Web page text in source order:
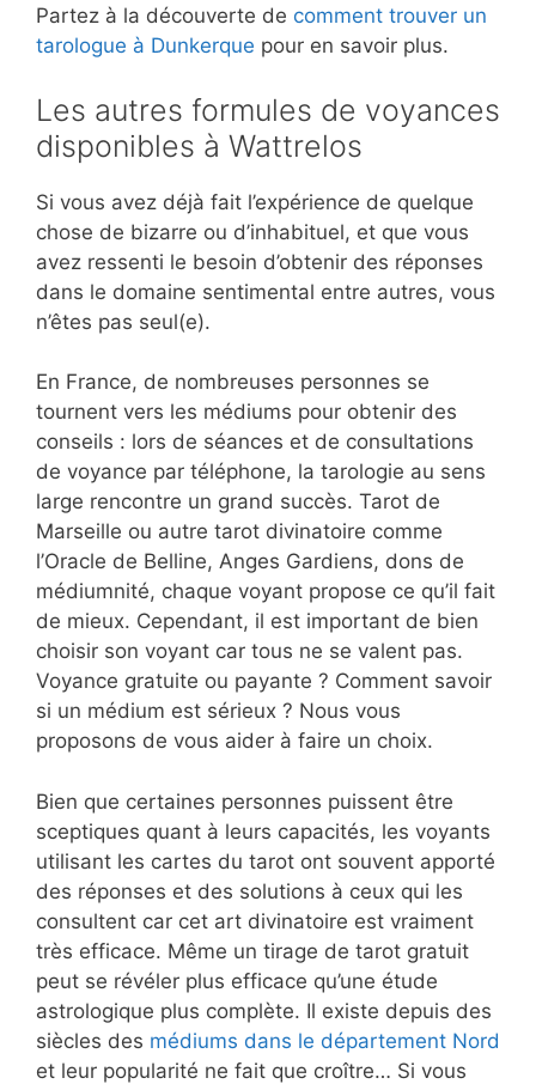
Partez à la découverte de comment trouver un
tarologue à Dunkerque pour en savoir plus.
Les autres formules de voyances
disponibles à Wattrelos
Si vous avez déjà fait l’expérience de quelque
chose de bizarre ou d’inhabituel, et que vous
avez ressenti le besoin d’obtenir des réponses
dans le domaine sentimental entre autres, vous
n’êtes pas seul(e).
En France, de nombreuses personnes se
tournent vers les médiums pour obtenir des
conseils : lors de séances et de consultations
de voyance par téléphone, la tarologie au sens
large rencontre un grand succès. Tarot de
Marseille ou autre tarot divinatoire comme
l’Oracle de Belline, Anges Gardiens, dons de
médiumnité, chaque voyant propose ce qu’il fait
de mieux. Cependant, il est important de bien
choisir son voyant car tous ne se valent pas.
Voyance gratuite ou payante ? Comment savoir
si un médium est sérieux ? Nous vous
proposons de vous aider à faire un choix.
Bien que certaines personnes puissent être
sceptiques quant à leurs capacités, les voyants
utilisant les cartes du tarot ont souvent apporté
des réponses et des solutions à ceux qui les
consultent car cet art divinatoire est vraiment
très efficace. Même un tirage de tarot gratuit
peut se révéler plus efficace qu’une étude
astrologique plus complète. Il existe depuis des
siècles des médiums dans le département Nord
et leur popularité ne fait que croître… Si vous